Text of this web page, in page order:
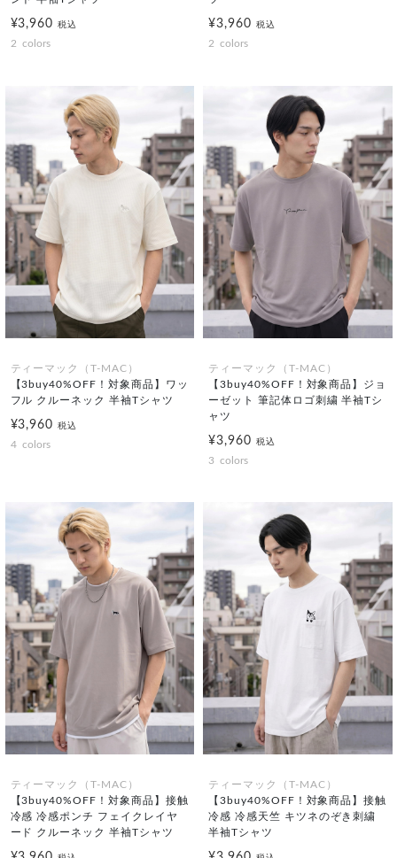
¥3,960税込
2 colors
¥3,960 税込
2 colors
ティーマック（T-MAC）
【3buy40%OFF！対象商品】ワッ
フル クルーネック 半袖Tシャツ
¥3,960税込
4 colors
ティーマック（T-MAC）
【3buy40%OFF！対象商品】ジョ
ーゼット 筆記体ロゴ刺繍 半袖Tシ
ャツ
¥3,960 税込
3 colors
ティーマック（T-MAC）
【3buy40%OFF！対象商品】接触
冷感 冷感ポンチ フェイクレイヤ
ード クルーネック 半袖Tシャツ
ティーマック（T-MAC）
【3buy40%OFF！対象商品】接触
冷感 冷感天竺 キツネのぞき刺繍
半袖Tシャツ